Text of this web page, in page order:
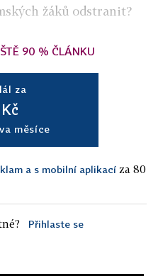
žáků odstranit?
90 % ČLÁNKU
za
měsíce
a s mobilní aplikací za 80
Přihlaste se